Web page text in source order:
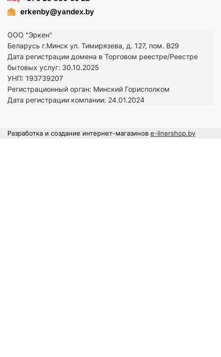
erkenby@yandex.by
ООО "Эркен"
Беларусь г.Минск ул. Тимирязева, д. 127, пом. В29
Дата регистрации домена в Торговом реестре/Реестре
бытовых услуг: 30.10.2025
УНП: 193739207
Регистрационный орган: Минский Горисполком
Дата регистрации компании: 24.01.2024
Разработка и создание интернет-магазинов e-linershop.by